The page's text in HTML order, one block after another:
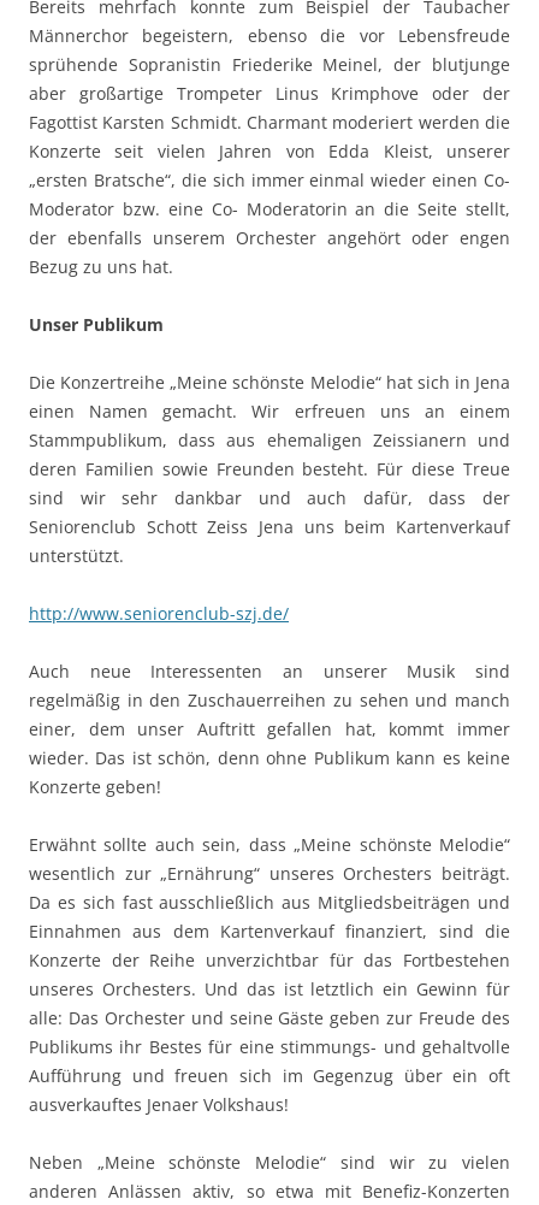
Bereits mehrfach konnte zum Beispiel der Taubacher
Männerchor begeistern, ebenso die vor Lebensfreude
sprühende Sopranistin Friederike Meinel, der blutjunge
aber großartige Trompeter Linus Krimphove oder der
Fagottist Karsten Schmidt. Charmant moderiert werden die
Konzerte seit vielen Jahren von Edda Kleist, unserer
„ersten Bratsche“, die sich immer einmal wieder einen Co-
Moderator bzw. eine Co- Moderatorin an die Seite stellt,
der ebenfalls unserem Orchester angehört oder engen
Bezug zu uns hat.
Unser Publikum
Die Konzertreihe „Meine schönste Melodie“ hat sich in Jena
einen Namen gemacht. Wir erfreuen uns an einem
Stammpublikum, dass aus ehemaligen Zeissianern und
deren Familien sowie Freunden besteht. Für diese Treue
sind wir sehr dankbar und auch dafür, dass der
Seniorenclub Schott Zeiss Jena uns beim Kartenverkauf
unterstützt.
http://www.seniorenclub-szj.de/
Auch neue Interessenten an unserer Musik sind
regelmäßig in den Zuschauerreihen zu sehen und manch
einer, dem unser Auftritt gefallen hat, kommt immer
wieder. Das ist schön, denn ohne Publikum kann es keine
Konzerte geben!
Erwähnt sollte auch sein, dass „Meine schönste Melodie“
wesentlich zur „Ernährung“ unseres Orchesters beiträgt.
Da es sich fast ausschließlich aus Mitgliedsbeiträgen und
Einnahmen aus dem Kartenverkauf finanziert, sind die
Konzerte der Reihe unverzichtbar für das Fortbestehen
unseres Orchesters. Und das ist letztlich ein Gewinn für
alle: Das Orchester und seine Gäste geben zur Freude des
Publikums ihr Bestes für eine stimmungs- und gehaltvolle
Aufführung und freuen sich im Gegenzug über ein oft
ausverkauftes Jenaer Volkshaus!
Neben „Meine schönste Melodie“ sind wir zu vielen
anderen Anlässen aktiv, so etwa mit Benefiz-Konzerten